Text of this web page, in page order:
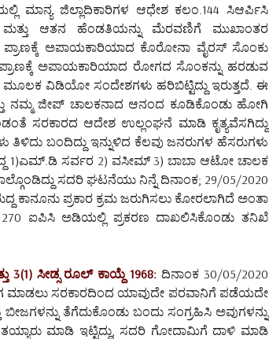
ಮಾನ್ಯ ಜಿಲ್ಲಾದಿಕಾರಿಗಳ ಆಧೇಶ ಕಲಂ.144 ಸಿಆರ್ಪಿಸಿ
ಮತ್ತು ಆತನ ಹೆಂಡತಿಯನ್ನು ಮೆರವಣಿಗೆ ಮುಖಾಂತರ
ಪ್ರಾಣಕ್ಕೆ ಅಪಾಯಕಾರಿಯಾದ ಕೊರೋನಾ ವೈರಸ್ ಸೊಂಕು
ಪ್ರಾಣಕ್ಕೆ ಅಪಾಯಕಾರಿಯಾದ ರೋಗದ ಸೊಂಕನ್ನು ಹರಡುವ
ಮೂಲಕ ವಿಡಿಯೋ ಸಂದೇಶಗಳು ಹರಿಬಿಟ್ಟಿದ್ದು ಇರುತ್ತದೆ. ಈ
ನಮ್ಮ ಜೀಪ್ ಚಾಲಕನಾದ ಆನಂದ ಕೂಡಿಕೊಂಡು ಹೋಗಿ
ಸರಕಾರದ ಆದೇಶ ಉಲ್ಲಂಘನೆ ಮಾಡಿ ಕೃತ್ಯವೆಸಗಿದ್ದು
ಬಂದಿದ್ದು ಇನ್ನುಳಿದ ಕೆಲವು ಜನರುಗಳ ಹೆಸರುಗಳು
1)ಎಮ್.ಡಿ ಸರ್ವರ 2) ವಸೀಮ್ 3) ಬಾಬಾ ಆಟೋ ಚಾಲಕ
ಸದರಿ ಘಟನೆಯು ನಿನ್ನೆ ದಿನಾಂಕ; 29/05/2020
ಪ್ರಕಾರ ಕ್ರಮ ಜರುಗಿಸಲು ಕೋರಲಾಗಿದೆ ಅಂತಾ
ಐಪಿಸಿ ಅಡಿಯಲ್ಲಿ ಪ್ರಕರಣ ದಾಖಲಿಸಿಕೊಂಡು ತನಿಖೆ
ಸೀಡ್ಸ ರೂಲ್ ಕಾಯ್ದೆ 1968: ದಿನಾಂಕ 30/05/2020
ಮಾಡಲು ಸರಕಾರದಿಂದ ಯಾವುದೇ ಪರವಾನಿಗೆ ಪಡೆಯದೇ
ತೆಗೆದುಕೊಂಡು ಬಂದು ಸಂಗ್ರಹಿಸಿ ಅವುಗಳನ್ನು
ಮಾಡಿ ಇಟ್ಟಿದ್ದು, ಸದರಿ ಗೋದಾಮಿಗೆ ದಾಳಿ ಮಾಡಿ